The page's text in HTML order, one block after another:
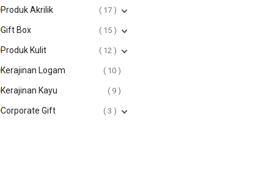
Produk Akrilik 17
Gift Box 15
Produk Kulit 12
Kerajinan Logam 10
Kerajinan Kayu 9
Corporate Gift 3